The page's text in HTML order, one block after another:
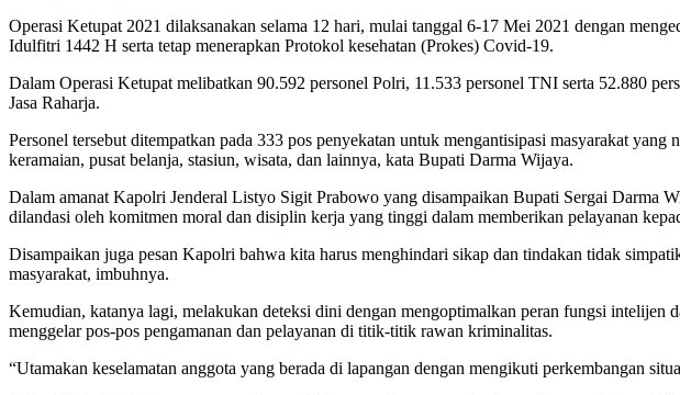
Operasi Ketupat 2021 dilaksanakan selama 12 hari, mulai tanggal 6-17 Mei 2021 dengan
Idulfitri 1442 H serta tetap menerapkan Protokol kesehatan (Prokes) Covid-19.
Dalam Operasi Ketupat melibatkan 90.592 personel Polri, 11.533 personel TNI serta 52.880
Jasa Raharja.
Personel tersebut ditempatkan pada 333 pos penyekatan untuk mengantisipasi masyarakat
keramaian, pusat belanja, stasiun, wisata, dan lainnya, kata Bupati Darma Wijaya.
Dalam amanat Kapolri Jenderal Listyo Sigit Prabowo yang disampaikan Bupati Sergai Darma
dilandasi oleh komitmen moral dan disiplin kerja yang tinggi dalam memberikan pelayanan
Disampaikan juga pesan Kapolri bahwa kita harus menghindari sikap dan tindakan tidak
masyarakat, imbuhnya.
Kemudian, katanya lagi, melakukan deteksi dini dengan mengoptimalkan peran fungsi intelijen
menggelar pos-pos pengamanan dan pelayanan di titik-titik rawan kriminalitas.
“Utamakan keselamatan anggota yang berada di lapangan dengan mengikuti perkembangan